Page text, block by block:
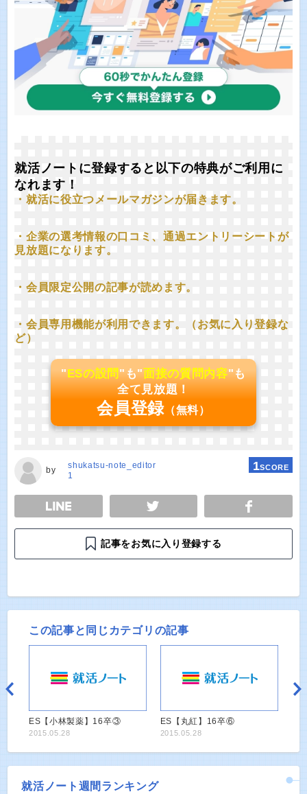
就活ノートに登録すると以下の特典がご利用に
なれます！
・就活に役立つメールマガジンが届きます。
・企業の選考情報の口コミ、通過エントリーシートが
見放題になります。
・会員限定公開の記事が読めます。
・会員専用機能が利用できます。（お気に入り登録な
ど）
"ESの設問"も"面接の質問内容"も
全て見放題！
会員登録 （無料）
by
shukatsu-note_editor
1
1SCORE
TWEET
記事をお気に入り登録する
この記事と同じカテゴリの記事
ES【小林製薬】16卒③
2015.05.28
ES【丸紅】16卒⑥
2015.05.28
就活ノート週間ランキング